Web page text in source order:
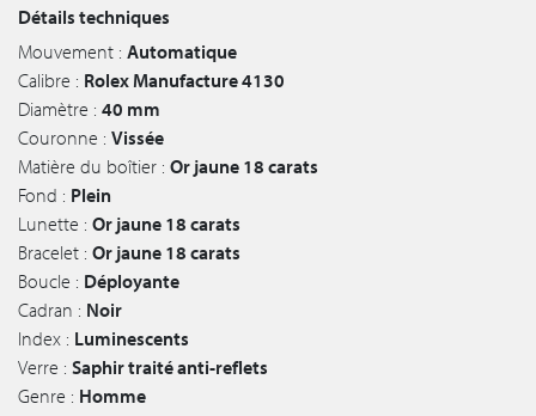
Détails techniques
Mouvement : Automatique
Calibre : Rolex Manufacture 4130
Diamètre : 40 mm
Couronne : Vissée
Matière du boîtier : Or jaune 18 carats
Fond : Plein
Lunette : Or jaune 18 carats
Bracelet : Or jaune 18 carats
Boucle : Déployante
Cadran : Noir
Index : Luminescents
Verre : Saphir traité anti-reflets
Genre : Homme